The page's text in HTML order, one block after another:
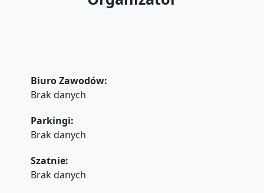
Biuro Zawodów:
Brak danych
Parkingi:
Brak danych
Szatnie:
Brak danych